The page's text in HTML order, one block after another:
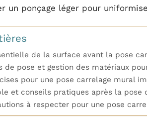
un ponçage léger pour
de la surface avant la pose
de pose et gestion des matériaux
pour une pose carrelage mural
et conseils pratiques après la pose
à respecter pour une pose